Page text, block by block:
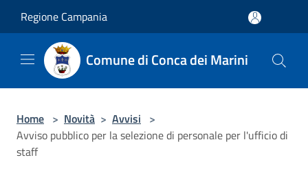
Regione Campania
Comune di Conca dei Marini
Home > Novità > Avvisi >
Avviso pubblico per la selezione di personale per l'ufficio di
staff